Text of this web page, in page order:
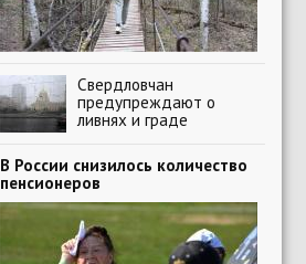
Свердловчан
предупреждают о
ливнях и граде
В России снизилось количество
пенсионеров